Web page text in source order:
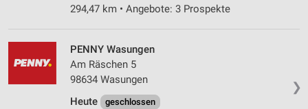
294,47 km • Angebote: 3 Prospekte
❯
PENNY Wasungen
Am Räschen 5
98634 Wasungen
Heute
geschlossen